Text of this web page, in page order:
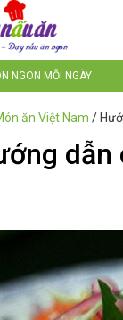
NGON MỖI NGÀY
ăn Việt Nam /
dẫn